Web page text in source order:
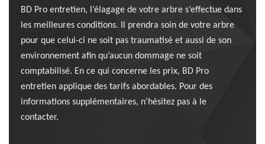
BD Pro entretien, l’élagage de votre arbre s’effectue dans
les meilleures conditions. Il prendra soin de votre arbre
pour que celui-ci ne soit pas traumatisé et aussi de son
environnement afin qu’aucun dommage ne soit
comptabilisé. En ce qui concerne les prix, BD Pro
entretien applique des tarifs abordables. Pour des
informations supplémentaires, n’hésitez pas à le
contacter.